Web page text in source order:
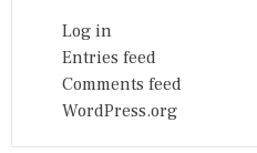
Log in
Entries feed
Comments feed
WordPress.org